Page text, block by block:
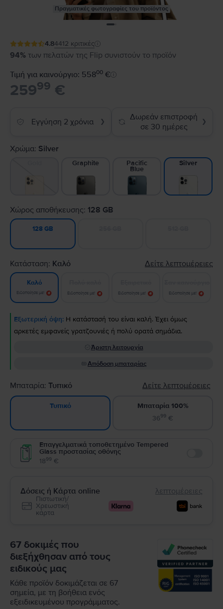
Πραγματικές φωτογραφίες του προϊόντος
4.84412 κριτικές
94% των πελατών της Flip συνιστούν το προϊόν
Τιμή για καινούργιο: 55800 €
25999 €
Εγγύηση 2 χρόνια ❯
Δωρεάν επιστροφή
σε 30 ημέρες
❯
Χρώμα: Silver
Graphite Pacific
Blue
Silver
Χώρος αποθήκευσης: 128 GB
128 GB
Κατάσταση: Καλό Δείτε λεπτομέρειες
Καλό
Ειδοποίησε με! Ειδοποίησε με! Ειδοποίησε με! Ειδοποίησε με!
Εξωτερική όψη: Η κατάστασή του είναι καλή. Έχει όμως
αρκετές εμφανείς γρατζουνιές ή πολύ ορατά σημάδια.
Άριστη λειτουργία
Απόδοση μπαταρίας
Μπαταρία: Τυπικό Δείτε λεπτομέρειες
Τυπικό
Μπαταρία 100%
3699 €
Επαγγελματικά τοποθετημένο Tempered
Glass προστασίας οθόνης
1899 €
Δόσεις ή Κάρτα online λεπτομέρειες
Πιστωτική/
Χρεωστική
κάρτα
67 δοκιμές που
διεξήχθησαν από τους
ειδικούς μας
Κάθε προϊόν δοκιμάζεται σε 67
σημεία, με τη βοήθεια ενός
εξειδικευμένου προγράμματος.